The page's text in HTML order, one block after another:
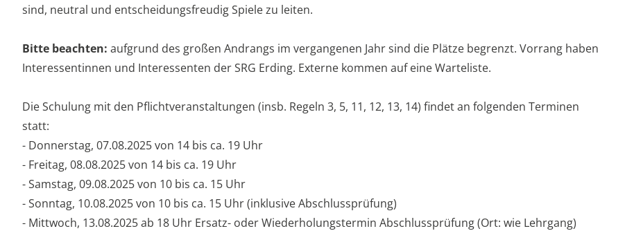
sind, neutral und entscheidungsfreudig Spiele zu leiten.
Bitte beachten: aufgrund des großen Andrangs im vergangenen Jahr sind die Plätze begrenzt. Vorrang haben
Interessentinnen und Interessenten der SRG Erding. Externe kommen auf eine Warteliste.
Die Schulung mit den Pflichtveranstaltungen (insb. Regeln 3, 5, 11, 12, 13, 14) findet an folgenden Terminen
statt:
- Donnerstag, 07.08.2025 von 14 bis ca. 19 Uhr
- Freitag, 08.08.2025 von 14 bis ca. 19 Uhr
- Samstag, 09.08.2025 von 10 bis ca. 15 Uhr
- Sonntag, 10.08.2025 von 10 bis ca. 15 Uhr (inklusive Abschlussprüfung)
- Mittwoch, 13.08.2025 ab 18 Uhr Ersatz- oder Wiederholungstermin Abschlussprüfung (Ort: wie Lehrgang)